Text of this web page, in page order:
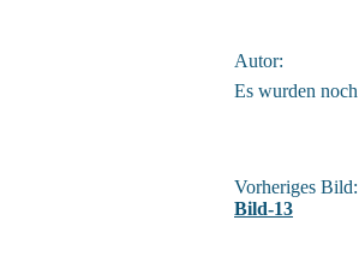
Autor:
Es wurden
Vorheriges Bild:
Bild-13